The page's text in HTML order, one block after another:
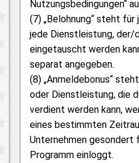
Nutzungsbedingungen“
(7) „Belohnung“ steht
jede Dienstleistung, der/
eingetauscht werden
separat angegeben.
(8) „Anmeldebonus“
oder Dienstleistung, die
verdient werden kann,
eines bestimmten
Unternehmen gesondert
Programm einloggt.